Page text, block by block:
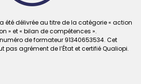
été délivrée au titre de la catégorie « action
» et « bilan de compétences ».
de formateur 91340653534. Cet
pas agrément de l’État et certifié Qualiopi.